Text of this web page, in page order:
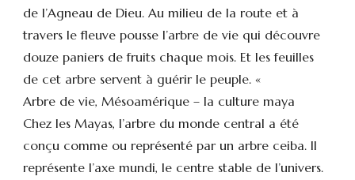
de l’Agneau de Dieu. Au milieu de la route et à
travers le fleuve pousse l’arbre de vie qui découvre
douze paniers de fruits chaque mois. Et les feuilles
de cet arbre servent à guérir le peuple. «
Arbre de vie, Mésoamérique – la culture maya
Chez les Mayas, l’arbre du monde central a été
conçu comme ou représenté par un arbre ceiba. Il
représente l’axe mundi, le centre stable de l’univers.